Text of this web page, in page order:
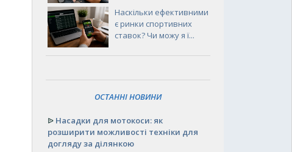
Наскільки ефективними
є ринки спортивних
ставок? Чи можу я ї...
ОСТАННІ НОВИНИ
ᐉ Насадки для мотокоси: як
розширити можливості техніки для
догляду за ділянкою